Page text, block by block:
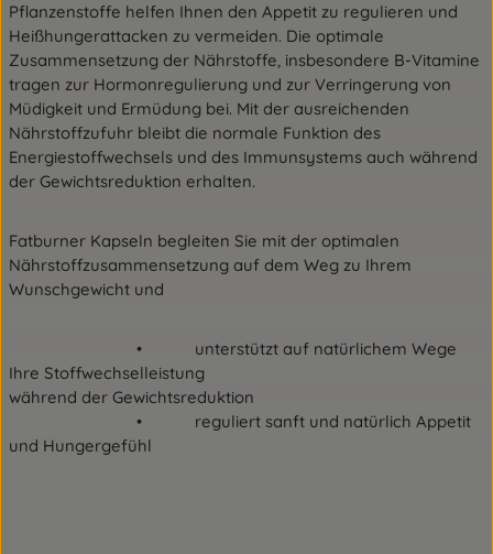
Pflanzenstoffe helfen Ihnen den Appetit zu regulieren und
Heißhungerattacken zu vermeiden. Die optimale
Zusammensetzung der Nährstoffe, insbesondere B-Vitamine
tragen zur Hormonregulierung und zur Verringerung von
Müdigkeit und Ermüdung bei. Mit der ausreichenden
Nährstoffzufuhr bleibt die normale Funktion des
Energiestoffwechsels und des Immunsystems auch während
der Gewichtsreduktion erhalten.
Fatburner Kapseln begleiten Sie mit der optimalen
Nährstoffzusammensetzung auf dem Weg zu Ihrem
Wunschgewicht und
• unterstützt auf natürlichem Wege
Ihre Stoffwechselleistung
während der Gewichtsreduktion
• reguliert sanft und natürlich Appetit
und Hungergefühl